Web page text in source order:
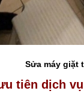
Sửa máy giặt
tiên dịch